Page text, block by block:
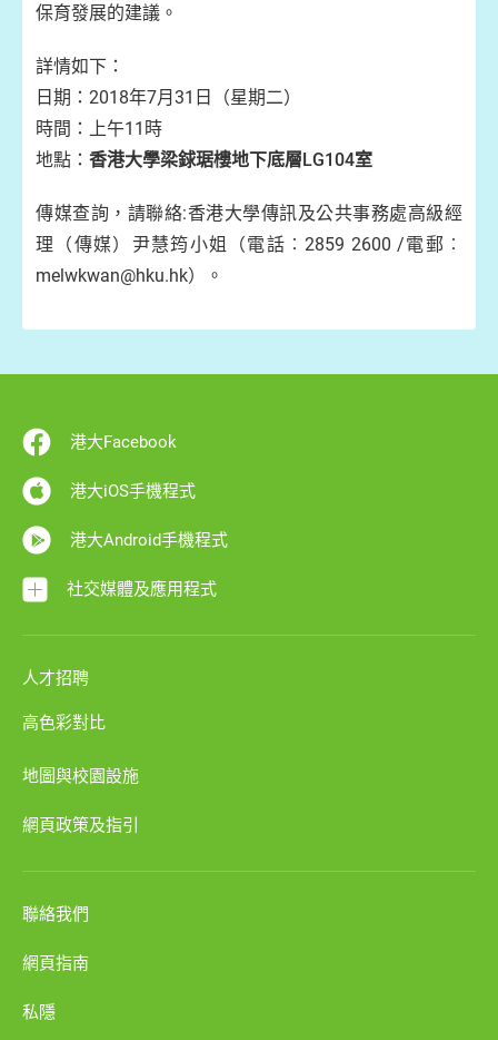
保育發展的建議。
詳情如下：
日期：2018年7月31日（星期二）
時間：上午11時
地點： 香港大學梁銶琚樓地下底層LG104室
傳媒查詢，請聯絡:香港大學傳訊及公共事務處高級經
理（傳媒）尹慧筠小姐（電話︰2859 2600 /電郵︰
melwkwan@hku.hk）。
港大Facebook
港大iOS手機程式
港大Android手機程式
社交媒體及應用程式
人才招聘
高色彩對比
地圖與校園設施
網頁政策及指引
聯絡我們
網頁指南
私隱